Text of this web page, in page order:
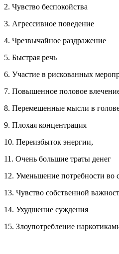
2. Чувство беспокойства
3. Агрессивное поведение
4. Чрезвычайное раздражение
5. Быстрая речь
6. Участие в рискованных
7. Повышенное половое
8. Перемешенные мысли в
9. Плохая концентрация
10. Переизбыток энергии,
11. Очень большие траты денег
12. Уменьшение потребности во
13. Чувство собственной
14. Ухудшение суждения
15. Злоупотребление